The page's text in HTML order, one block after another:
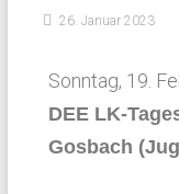
26. Januar 2023
Sonntag, 19.
DEE LK-
Gosbach